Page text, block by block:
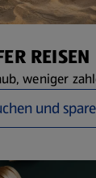
REISEN
weniger
und